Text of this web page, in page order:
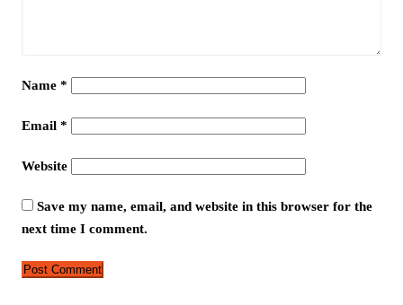
Name *
Email *
Website
Save my name, email, and website in this browser for the
next time I comment.